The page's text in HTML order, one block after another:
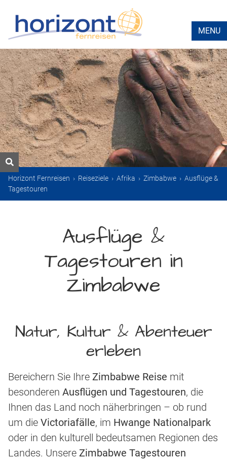
MENU
Horizont Fernreisen › Reiseziele › Afrika › Zimbabwe › Ausflüge &
Tagestouren
Ausflüge &
Tagestouren in
Zimbabwe
Natur, Kultur & Abenteuer
erleben
Bereichern Sie Ihre Zimbabwe Reise mit
besonderen Ausflügen und Tagestouren, die
Ihnen das Land noch näherbringen – ob rund
um die Victoriafälle, im Hwange Nationalpark
oder in den kulturell bedeutsamen Regionen des
Landes. Unsere Zimbabwe Tagestouren